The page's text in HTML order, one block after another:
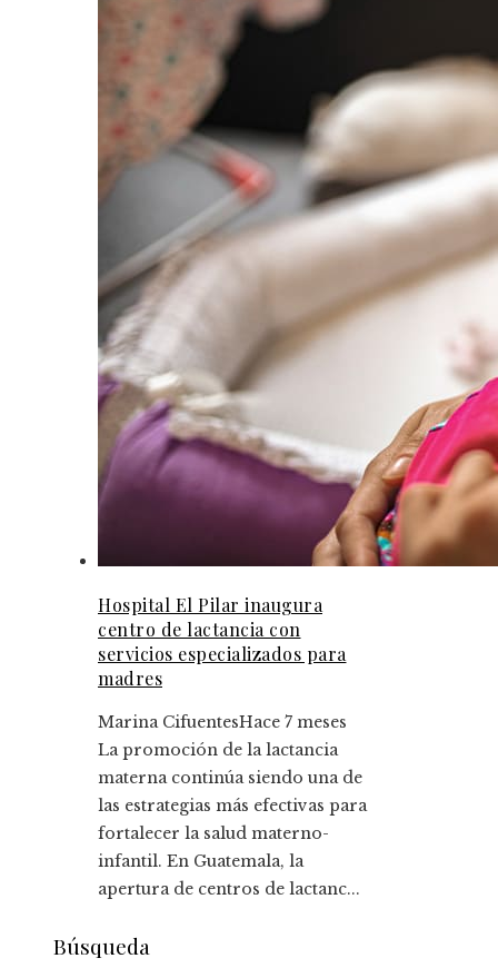
Hospital El Pilar inaugura
centro de lactancia con
servicios especializados para
madres
Marina CifuentesHace 7 meses
La promoción de la lactancia
materna continúa siendo una de
las estrategias más efectivas para
fortalecer la salud materno-
infantil. En Guatemala, la
apertura de centros de lactanc...
Búsqueda